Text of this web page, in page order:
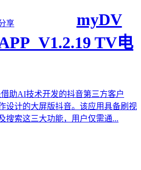
享
myDV
TV电
助AI技术开发的抖音第三方客户
设计的大屏版抖音。该应用具备刷视
搜索这三大功能，用户仅需通...